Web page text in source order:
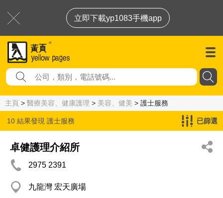
立即下載yp1083手機app
主頁 > 醫療美容、健康護理 > 美容、健美 > 護士服務
10 結果發現 護士服務 已篩選
卓健護理介紹所
2975 2391
九龍灣 宏天廣場